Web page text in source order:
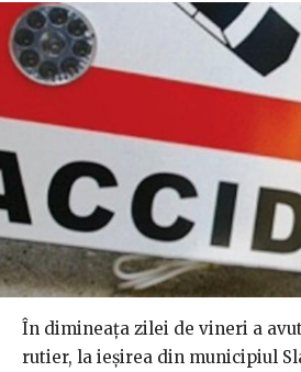
În dimineața zilei de vineri a
rutier, la ieşirea din municipiul